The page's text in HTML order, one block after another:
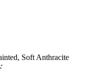
Soft Anthracite